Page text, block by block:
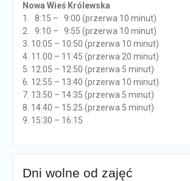
Nowa Wieś Królewska
1. 8:15 – 9:00 (przerwa 10 minut)
2. 9:10 – 9:55 (przerwa 10 minut)
3. 10:05 – 10:50 (przerwa 10 minut)
4. 11:00 – 11:45 (przerwa 20 minut)
5. 12:05 – 12:50 (przerwa 5 minut)
6. 12:55 – 13:40 (przerwa 10 minut)
7. 13:50 – 14:35 (przerwa 5 minut)
8. 14:40 – 15:25 (przerwa 5 minut)
9. 15:30 – 16:15
Dni wolne od zajęć